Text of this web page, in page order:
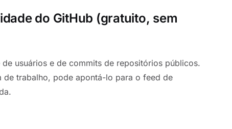
do GitHub (gratuito, sem
usuários e de commits de repositórios públicos.
de trabalho, pode apontá-lo para o feed de